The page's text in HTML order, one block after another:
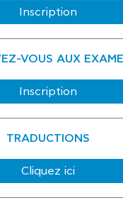
Inscription
VOUS AUX
Inscription
TRADUCTIONS
Cliquez ici